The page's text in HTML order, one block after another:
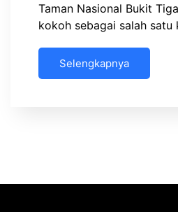
Taman Nasional Bukit
kokoh sebagai salah satu
Selengkapnya